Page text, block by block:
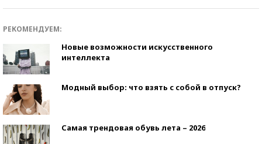
РЕКОМЕНДУЕМ:
Новые возможности искусственного
интеллекта
Модный выбор: что взять с собой в отпуск?
Самая трендовая обувь лета – 2026